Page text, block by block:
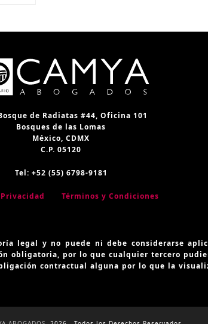
de Radiatas #44, Oficina 101
Bosques de las Lomas
México, CDMX
C.P. 05120
Tel: +52 (55) 6798-9181
Términos y Condiciones
legal y no puede ni debe considerarse
obligatoria, por lo que cualquier tercero
contractual alguna por lo que la